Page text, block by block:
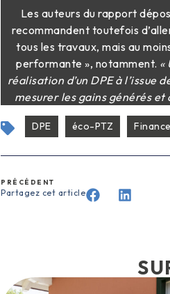
Les auteurs du rapport
recommandent toutefois
tous les travaux, mais au
performante », notamment. «
réalisation d’un DPE à
mesurer les gains générés
DPE éco-PTZ
PRÉCÉDENT
Partagez cet article